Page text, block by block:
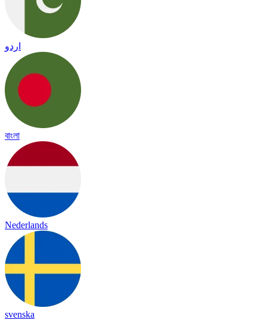
اردو
বাংলা
Nederlands
svenska